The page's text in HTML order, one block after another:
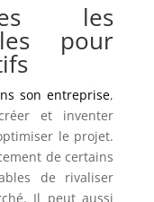
les
pour
son entreprise,
et inventer
le projet.
de certains
de rivaliser
Il peut aussi